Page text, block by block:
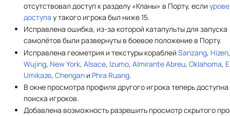
отсутствовал доступ к разделу «Кланы» в Порту, если
доступа у такого игрока был ниже 15.
Исправлена ошибка, из-за которой катапульты для запуска
самолётов были развернуты в боевое положение в Порту.
Исправлена геометрия и текстуры кораблейSanzang, Hizen
Wujing, New York,Alsace, Izumo,Almirante Abreu,Oklahoma,
Umikaze,Chengan и Phra Ruang.
В окне просмотра профиля другого игрока теперь
поиска игроков.
Добавлена возможность разрешить просмотр скрытого